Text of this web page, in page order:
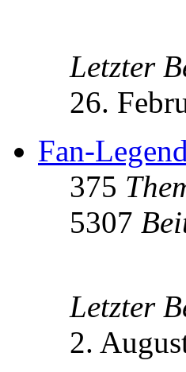
Letzter
26.
Fan-
375
5307
Letzter
2.